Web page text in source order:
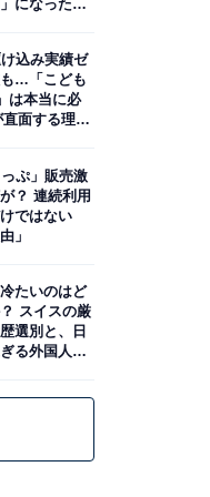
になった理
込み実績ゼ
…「こども
は本当に必
面する理想
っぷ」販売激
？ 連続利用
ではない
」
冷たいのはど
スイスの厳
選別と、日
る外国人政